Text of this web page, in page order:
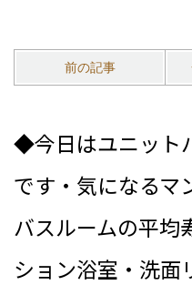
前の記事
◆今日はユニット
です・気になるマ
バスルームの平均
ション浴室・洗面